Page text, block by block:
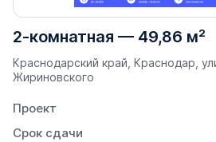
2-комнатная — 49,86 м²
Краснодарский край, Краснодар,
Жириновского
Проект
Срок сдачи